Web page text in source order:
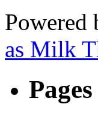
Powered
as Milk
Pages